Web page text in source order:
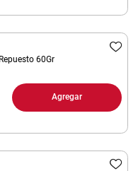
60Gr
Agregar